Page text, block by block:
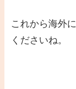
これから海外
くださいね。